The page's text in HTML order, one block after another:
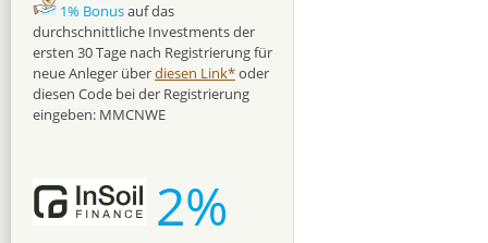
1% Bonusauf das
durchschnittliche Investments der
ersten 30 Tage nach Registrierung für
neue Anleger überdiesen Link*oder
diesen Code bei der Registrierung
eingeben: MMCNWE
2%